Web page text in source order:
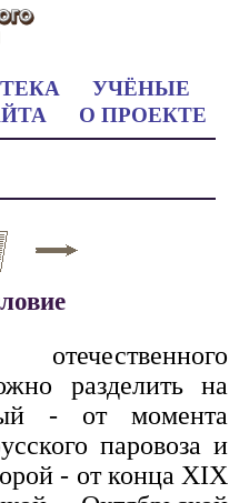
УЧЁНЫЕ
О ПРОЕКТЕ
разделить на
- от момента
паровоза и
- от конца XIX